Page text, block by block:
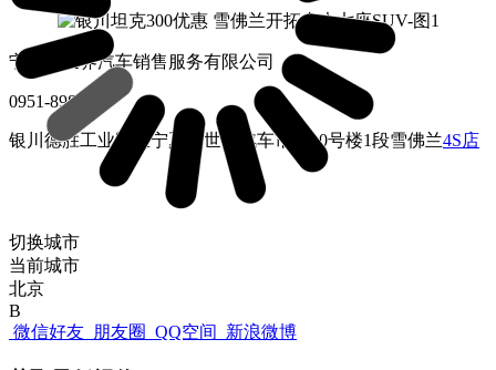
宁夏新世界汽车销售服务有限公司
0951-8989688
银川德胜工业园区宁夏大世界汽车市场10号楼1段雪佛兰4S店
切换城市
当前城市
北京
B
微信好友 朋友圈 QQ空间 新浪微博